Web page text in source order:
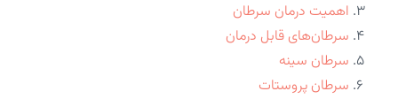
اهمیت درمان سرطان
سرطان‌های قابل درمان
سرطان سینه
سرطان پروستات